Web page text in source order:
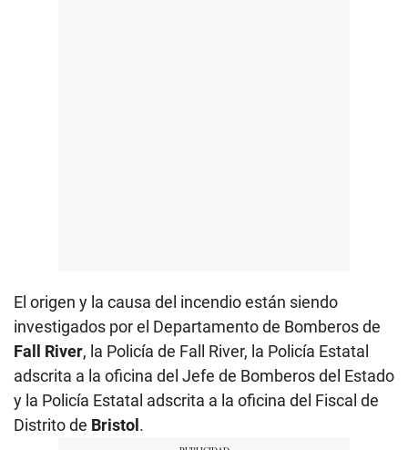
El origen y la causa del incendio están siendo
investigados por el Departamento de Bomberos de
Fall River, la Policía de Fall River, la Policía Estatal
adscrita a la oficina del Jefe de Bomberos del Estado
y la Policía Estatal adscrita a la oficina del Fiscal de
Distrito de Bristol.